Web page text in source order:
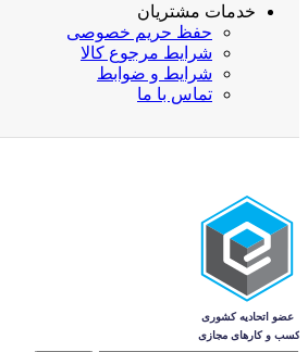
خدمات مشتریان
حفظ حریم خصوصی
شرایط مرجوع کالا
شرایط و ضوابط
تماس با ما